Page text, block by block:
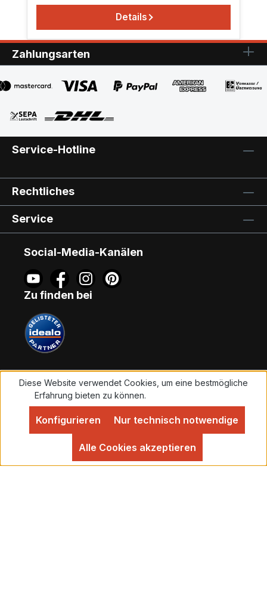
Einhängen in Haltekrallen, passend für
Fenstertyp GGL/GHL/GPL P08.
Einfache Montage. Ausführliche
Einbauanleitung liegt bei. Weitere
Informationen zum Thema: Andere
Zubehörartikel (Jalousetten, Faltstores,
Insektenschutzrollos) sowie mehrere
Produkte zur Komplett-Lieferung können
wir gerne auf Anfrage anbieten. Rufen Sie
eine E-Mail (info@gabler-bayreuth.de).
Hersteller-Prospekt und weitere Infos
unter http://www.gabler-
bayreuth.de/Produkte/VELUX-
Innenzubehoer.htm Lieferzeit 5 - 7
Arbeitstage, Versandkosten pauschal 4,90
Versandkosten). SPAR-TIPP: Wählen Sie
die Zahlart Vorkasse - Sie erhalten von
übermittelt und können bei der
Überweisung 3 % Skonto in Abzug
bringen. Der Warenversand erfolgt dann
Details
Zahlungsarten
Service-Hotline
Rechtliches
Service
Social-Media-Kanälen
Zu finden bei
Vertrag widerrufen
Alle Preise inkl. gesetzl. Mehrwertsteuer zzgl.
nicht anders angegeben.
Diese Website verwendet Cookies, um eine bestmögliche
Erfahrung bieten zu können.
Nur technisch notwendige
Konfigurieren
Alle Cookies akzeptieren